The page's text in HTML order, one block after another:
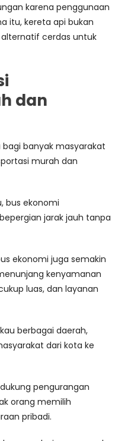
karena penggunaan
itu, kereta api bukan
cerdas untuk
dan
banyak masyarakat
murah dan
bus ekonomi
jarak jauh tanpa
ekonomi juga semakin
kenyamanan
luas, dan layanan
berbagai daerah,
dari kota ke
pengurangan
orang memilih
pribadi.